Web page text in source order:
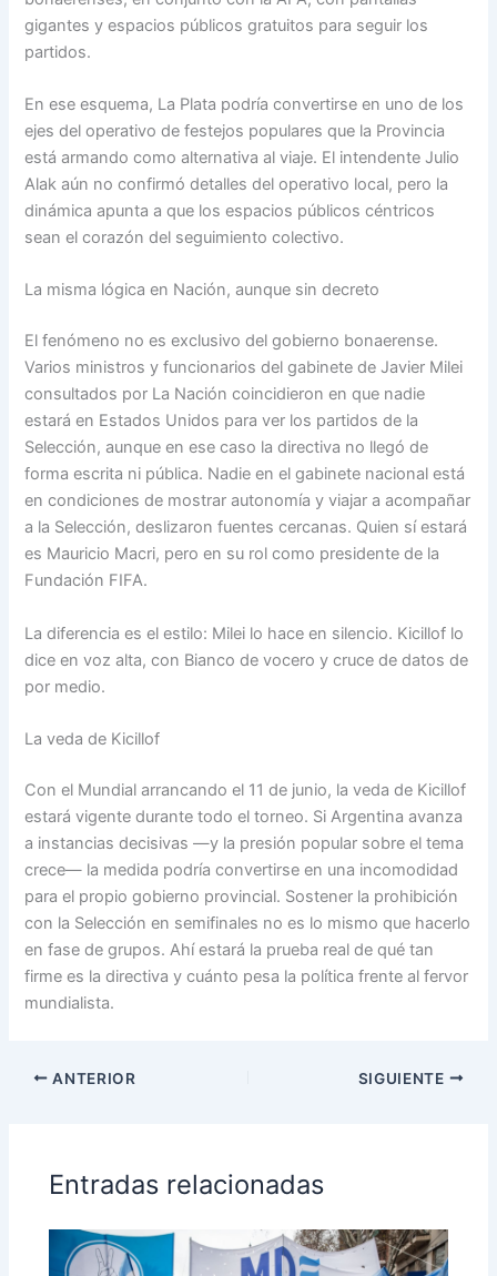
gigantes y espacios públicos gratuitos para seguir los
partidos.
En ese esquema, La Plata podría convertirse en uno de los
ejes del operativo de festejos populares que la Provincia
está armando como alternativa al viaje. El intendente Julio
Alak aún no confirmó detalles del operativo local, pero la
dinámica apunta a que los espacios públicos céntricos
sean el corazón del seguimiento colectivo.
La misma lógica en Nación, aunque sin decreto
El fenómeno no es exclusivo del gobierno bonaerense.
Varios ministros y funcionarios del gabinete de Javier Milei
consultados por La Nación coincidieron en que nadie
estará en Estados Unidos para ver los partidos de la
Selección, aunque en ese caso la directiva no llegó de
forma escrita ni pública. Nadie en el gabinete nacional está
en condiciones de mostrar autonomía y viajar a acompañar
a la Selección, deslizaron fuentes cercanas. Quien sí estará
es Mauricio Macri, pero en su rol como presidente de la
Fundación FIFA.
La diferencia es el estilo: Milei lo hace en silencio. Kicillof lo
dice en voz alta, con Bianco de vocero y cruce de datos de
por medio.
La veda de Kicillof
Con el Mundial arrancando el 11 de junio, la veda de Kicillof
estará vigente durante todo el torneo. Si Argentina avanza
a instancias decisivas —y la presión popular sobre el tema
crece— la medida podría convertirse en una incomodidad
para el propio gobierno provincial. Sostener la prohibición
con la Selección en semifinales no es lo mismo que hacerlo
en fase de grupos. Ahí estará la prueba real de qué tan
firme es la directiva y cuánto pesa la política frente al fervor
mundialista.
ANTERIOR SIGUIENTE
Entradas relacionadas